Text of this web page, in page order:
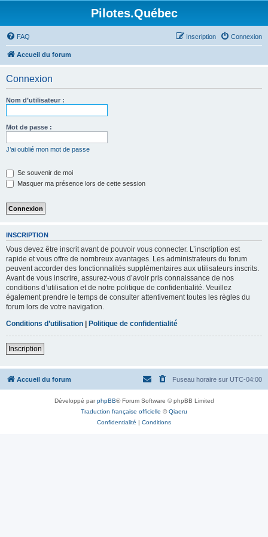
Pilotes.Québec
FAQ Connexion
Inscription
Accueil du forum
Connexion
Nom d’utilisateur :
Mot de passe :
J’ai oublié mon mot de passe
Se souvenir de moi
Masquer ma présence lors de cette session
INSCRIPTION
Vous devez être inscrit avant de pouvoir vous connecter. L’inscription est
rapide et vous offre de nombreux avantages. Les administrateurs du forum
peuvent accorder des fonctionnalités supplémentaires aux utilisateurs inscrits.
Avant de vous inscrire, assurez-vous d’avoir pris connaissance de nos
conditions d’utilisation et de notre politique de confidentialité. Veuillez
également prendre le temps de consulter attentivement toutes les règles du
forum lors de votre navigation.
Conditions d’utilisation | Politique de confidentialité
Inscription
Accueil du forum Fuseau horaire sur UTC-04:00
Développé parphpBB® Forum Software © phpBB Limited
Traduction française officielle ©Qiaeru
Confidentialité | Conditions